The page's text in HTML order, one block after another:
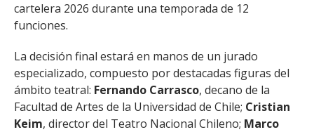
cartelera 2026 durante una temporada de 12
funciones.
La decisión final estará en manos de un jurado
especializado, compuesto por destacadas figuras del
ámbito teatral: Fernando Carrasco, decano de la
Facultad de Artes de la Universidad de Chile; Cristian
Keim, director del Teatro Nacional Chileno; Marco